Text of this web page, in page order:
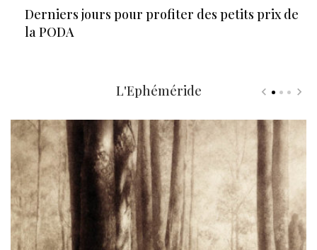
Derniers jours pour profiter des petits prix de
la PODA
L'Ephéméride